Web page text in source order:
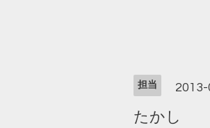
担当 2013-
たかし